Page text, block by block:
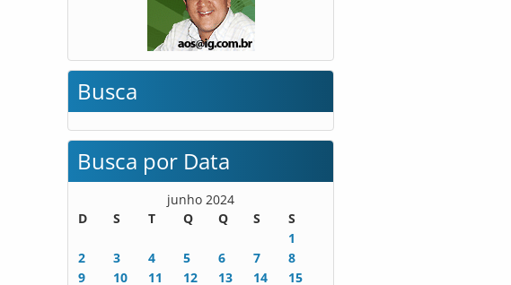
Busca
Busca por Data
junho 2024
D
S T Q Q S
S
1
2
3 4 5 6 7
8
9
10 11 12 13 14 15